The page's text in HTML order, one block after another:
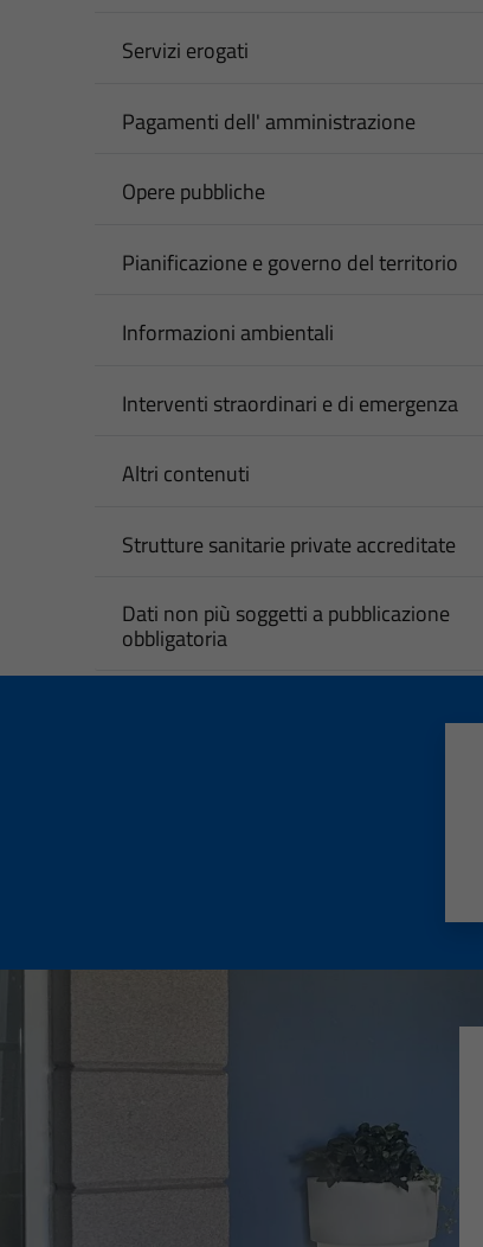
Servizi erogati
Pagamenti dell' amministrazione
Opere pubbliche
Pianificazione e governo del territorio
Informazioni ambientali
Interventi straordinari e di emergenza
Altri contenuti
Strutture sanitarie private accreditate
Dati non più soggetti a pubblicazione
obbligatoria